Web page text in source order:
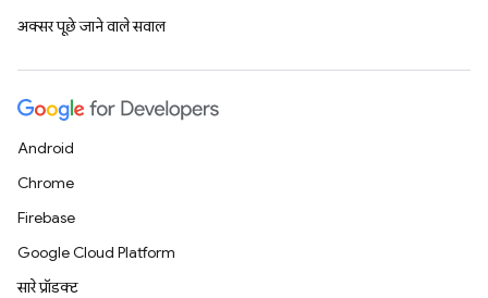
अक्सर पूछे जाने वाले सवाल
Android
Chrome
Firebase
Google Cloud Platform
सारे प्रॉडक्ट